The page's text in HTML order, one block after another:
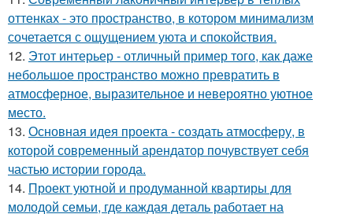
оттенках - это пространство, в котором минимализм
сочетается с ощущением уюта и спокойствия.
12. Этот интерьер - отличный пример того, как даже
небольшое пространство можно превратить в
атмосферное, выразительное и невероятно уютное
место.
13. Основная идея проекта - создать атмосферу, в
которой современный арендатор почувствует себя
частью истории города.
14. Проект уютной и продуманной квартиры для
молодой семьи, где каждая деталь работает на